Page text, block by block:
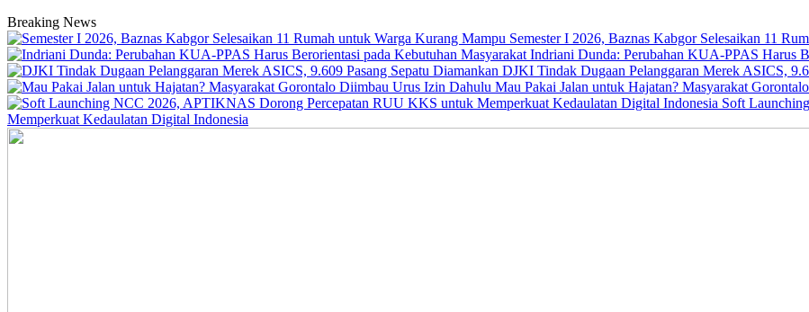
Breaking News
Semester I 2026, Baznas Kabgor Selesaikan 11
Indriani Dunda: Perubahan KUA-PPAS Harus
DJKI Tindak Dugaan Pelanggaran Merek ASICS,
Mau Pakai Jalan untuk Hajatan? Masyarakat
Soft
Memperkuat Kedaulatan Digital Indonesia